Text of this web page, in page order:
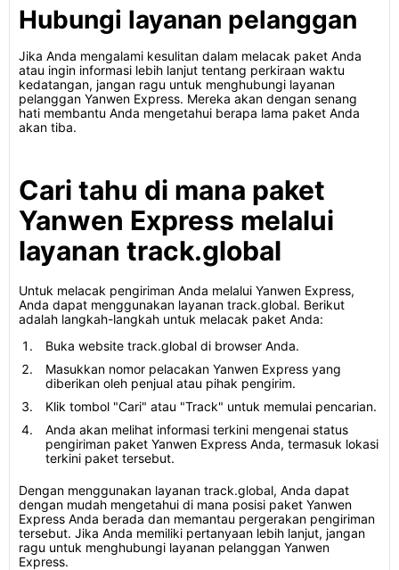
Hubungi layanan pelanggan
Jika Anda mengalami kesulitan dalam melacak paket Anda
atau ingin informasi lebih lanjut tentang perkiraan waktu
kedatangan, jangan ragu untuk menghubungi layanan
pelanggan Yanwen Express. Mereka akan dengan senang
hati membantu Anda mengetahui berapa lama paket Anda
akan tiba.
Cari tahu di mana paket
Yanwen Express melalui
layanan track.global
Untuk melacak pengiriman Anda melalui Yanwen Express,
Anda dapat menggunakan layanan track.global. Berikut
adalah langkah-langkah untuk melacak paket Anda:
Buka website track.global di browser Anda.
Masukkan nomor pelacakan Yanwen Express yang
diberikan oleh penjual atau pihak pengirim.
Klik tombol "Cari" atau "Track" untuk memulai pencarian.
Anda akan melihat informasi terkini mengenai status
pengiriman paket Yanwen Express Anda, termasuk lokasi
terkini paket tersebut.
Dengan menggunakan layanan track.global, Anda dapat
dengan mudah mengetahui di mana posisi paket Yanwen
Express Anda berada dan memantau pergerakan pengiriman
tersebut. Jika Anda memiliki pertanyaan lebih lanjut, jangan
ragu untuk menghubungi layanan pelanggan Yanwen
Express.